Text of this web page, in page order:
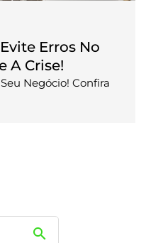
Erros No
A Crise!
Negócio! Confira
search